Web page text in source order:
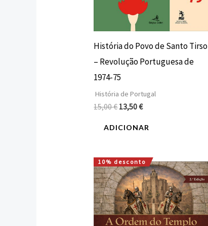
História do Povo de Santo Tirso
– Revolução Portuguesa de
1974-75
História de Portugal
15,00€13,50€
ADICIONAR
10% desconto
O
preço
original
era:
25,00 €.
O
preço
atual
é:
22,50 €.